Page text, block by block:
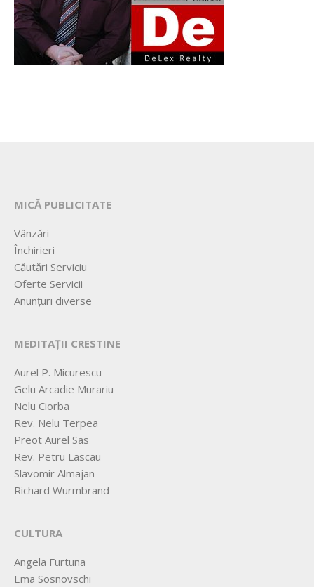
MICĂ PUBLICITATE
Vânzări
Închirieri
Căutări Serviciu
Oferte Servicii
Anunțuri diverse
MEDITAȚII CRESTINE
Aurel P. Micurescu
Gelu Arcadie Murariu
Nelu Ciorba
Rev. Nelu Terpea
Preot Aurel Sas
Rev. Petru Lascau
Slavomir Almajan
Richard Wurmbrand
CULTURA
Angela Furtuna
Ema Sosnovschi